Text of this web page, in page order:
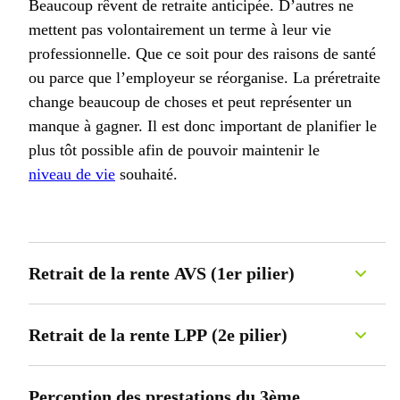
vous pouvez le retirer. Nos conseillères et conseillers chez Pax se
feront un plaisir de vous renseigner.
par an. Si vous avez plusieurs employeurs, la franchise s’applique à
chaque relation de travail individuelle. Nous nous ferons un plaisir
de tout vous expliquer sur le fait de travailler après la retraite
Beaucoup rêvent de retraite anticipée. D’autres ne
mettent pas volontairement un terme à leur vie
professionnelle. Que ce soit pour des raisons de santé
ou parce que l’employeur se réorganise. La préretraite
change beaucoup de choses et peut représenter un
manque à gagner. Il est donc important de planifier le
plus tôt possible afin de pouvoir maintenir le
niveau de vie souhaité.
Retrait de la rente AVS (1er pilier)
référence à partir de 63 ans. Pour cela, vous devez vous inscrire
dernier délai est le dernier jour du mois où vous pouvez prendre
une retraite anticipée. Si vous envoyez votre inscription plus tard,
Retrait de la rente LPP (2e pilier)
réglementaires respectives de chaque caisse de pension. Cependant,